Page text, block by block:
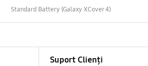
Standard Battery (Galaxy XCover 4)
Suport Clienți